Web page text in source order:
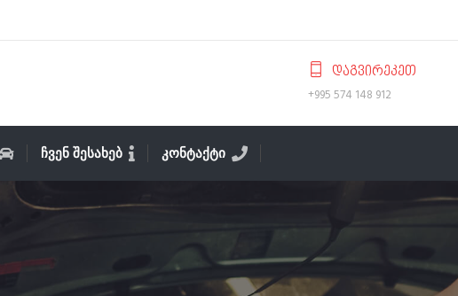
ᲓᲐᲒᲕᲘᲠᲔᲙᲔᲗ
+995 574 148 912
ᲩᲕᲔᲜ ᲨᲔᲡᲐᲮᲔᲑ ᲙᲝᲜᲢᲐᲥᲢᲘ